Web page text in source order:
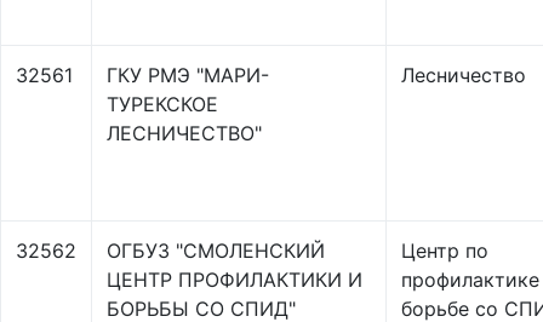
32561
ГКУ РМЭ "МАРИ-
ТУРЕКСКОЕ
ЛЕСНИЧЕСТВО"
Лесничество
32562
ОГБУЗ "СМОЛЕНСКИЙ
ЦЕНТР ПРОФИЛАКТИКИ И
БОРЬБЫ СО СПИД"
Центр по
борьбе со